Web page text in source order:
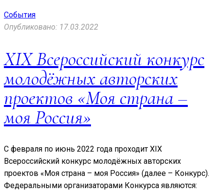
События
Опубликовано: 17.03.2022
XIX Всероссийский конкурс
молодёжных авторских
проектов «Моя страна –
моя Россия»
С февраля по июнь 2022 года проходит XIX
Всероссийский конкурс молодёжных авторских
проектов «Моя страна – моя Россия» (далее – Конкурс).
Федеральными организаторами Конкурса являются: